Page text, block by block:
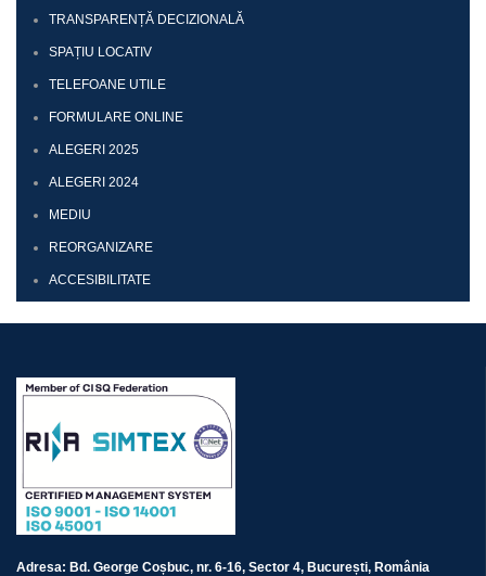
TRANSPARENȚĂ DECIZIONALĂ
SPAȚIU LOCATIV
TELEFOANE UTILE
FORMULARE ONLINE
ALEGERI 2025
ALEGERI 2024
MEDIU
REORGANIZARE
ACCESIBILITATE
Adresa: Bd. George Coșbuc, nr. 6-16, Sector 4, București, România